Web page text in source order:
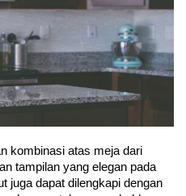
kombinasi atas meja dari
tampilan yang elegan pada
juga dapat dilengkapi dengan